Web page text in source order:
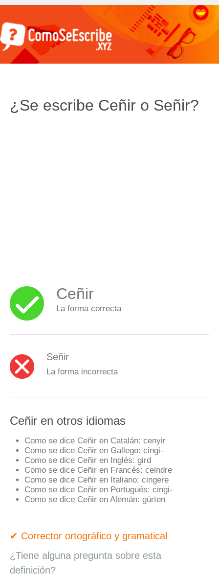
¿Se escribe Ceñir o Señir?
Ceñir
La forma correcta
Señir
La forma incorrecta
Ceñir en otros idiomas
Como se dice Ceñir en Catalán: cenyir
Como se dice Ceñir en Gallego: cingi-
Como se dice Ceñir en Inglés: gird
Como se dice Ceñir en Francés: ceindre
Como se dice Ceñir en Italiano: cingere
Como se dice Ceñir en Portugués: cingi-
Como se dice Ceñir en Alemán: gürten
✔ Corrector ortográfico y gramatical
¿Tiene alguna pregunta sobre esta
definición?